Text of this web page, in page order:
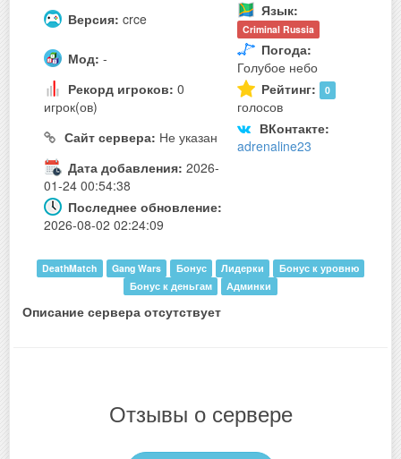
Версия: crce Язык:
Criminal Russia
Мод: -
Погода:
Голубое небо
Рекорд игроков: 0
игрок(ов)
Рейтинг: 0
голосов
Сайт сервера: Не указан
ВКонтакте:
adrenaline23
Дата добавления: 2026-
01-24 00:54:38
Последнее обновление:
2026-08-02 02:24:09
DeathMatch Gang Wars Бонус Лидерки
Бонус к уровню
Бонус к деньгам
Админки
Описание сервера отсутствует
Отзывы о сервере